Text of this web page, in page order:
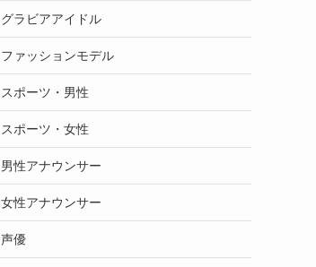
グラビアアイドル
ファッションモデル
スポーツ・男性
スポーツ・女性
男性アナウンサー
女性アナウンサー
声優